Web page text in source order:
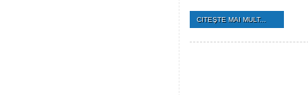
CITEŞTE MAI MULT...